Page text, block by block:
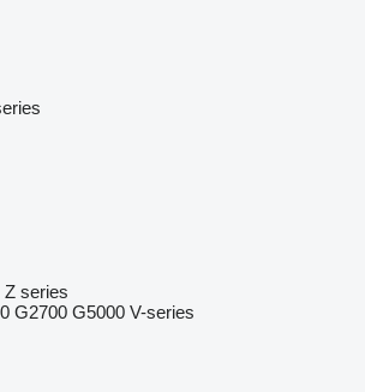
Z series
G2700 G5000 V-series